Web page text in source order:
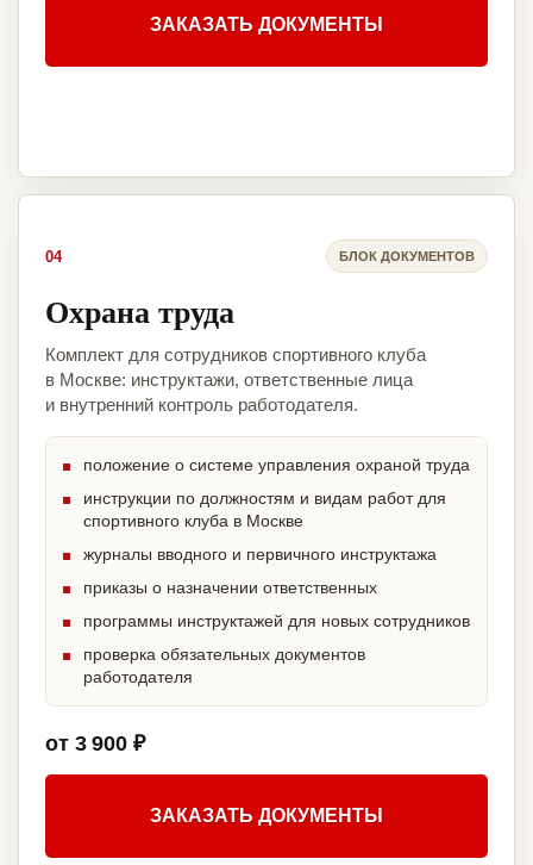
ЗАКАЗАТЬ ДОКУМЕНТЫ
04 БЛОК ДОКУМЕНТОВ
Охрана труда
Комплект для сотрудников спортивного клуба
в Москве: инструктажи, ответственные лица
и внутренний контроль работодателя.
положение о системе управления охраной труда
инструкции по должностям и видам работ для
спортивного клуба в Москве
журналы вводного и первичного инструктажа
приказы о назначении ответственных
программы инструктажей для новых сотрудников
проверка обязательных документов
работодателя
от 3 900 ₽
ЗАКАЗАТЬ ДОКУМЕНТЫ